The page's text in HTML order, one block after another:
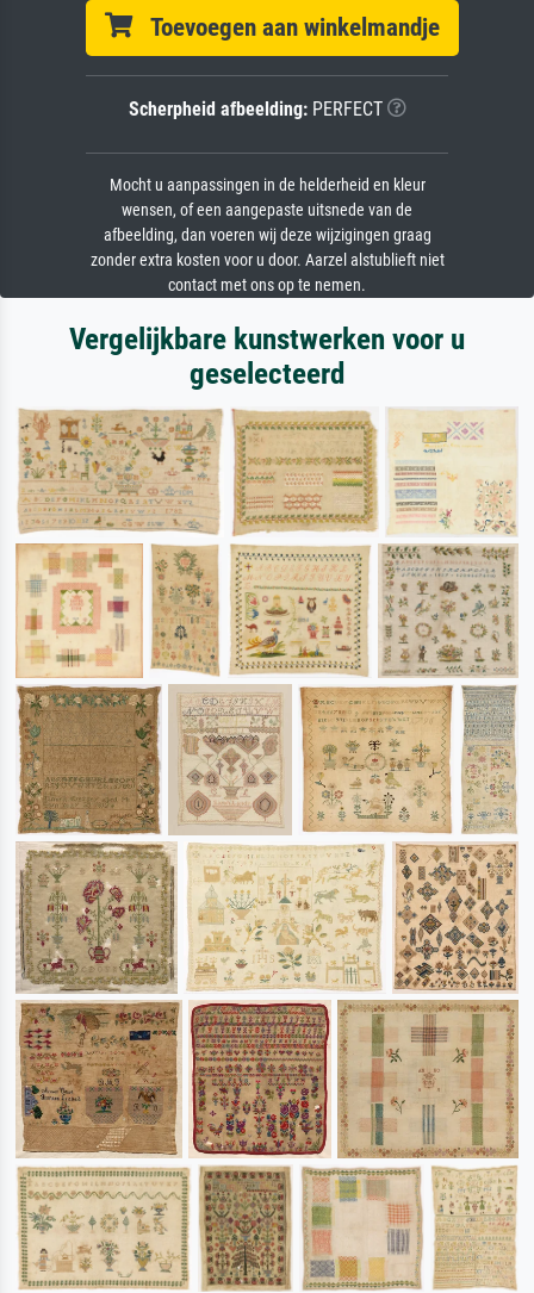
Toevoegen aan winkelmandje
Scherpheid afbeelding:PERFECT
Mocht u aanpassingen in de helderheid en kleur
wensen, of een aangepaste uitsnede van de
afbeelding, dan voeren wij deze wijzigingen graag
zonder extra kosten voor u door. Aarzel alstublieft niet
contact met ons op te nemen.
Vergelijkbare kunstwerken voor u
geselecteerd